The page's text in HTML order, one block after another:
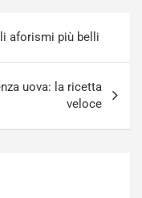
aforismi più belli
uova: la ricetta
veloce